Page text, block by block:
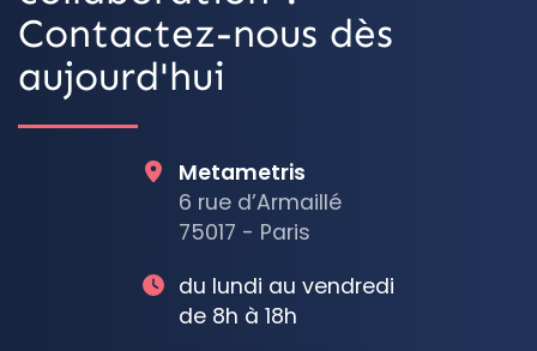
Contactez-nous dès
aujourd'hui
Metametris
6 rue d’Armaillé
75017 - Paris
du lundi au vendredi
de 8h à 18h